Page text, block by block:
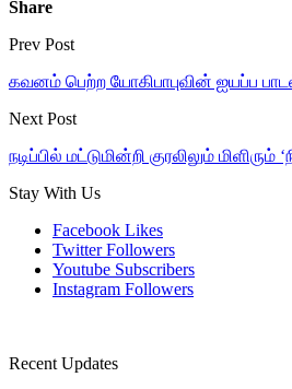
Share
Prev Post
கவனம் பெற்ற யோகிபாபுவின் ஐயப்ப
Next Post
நடிப்பில் மட்டுமின்றி குரலிலும் மிளிரும்
Stay With Us
Facebook Likes
Twitter Followers
Youtube Subscribers
Instagram Followers
Recent Updates